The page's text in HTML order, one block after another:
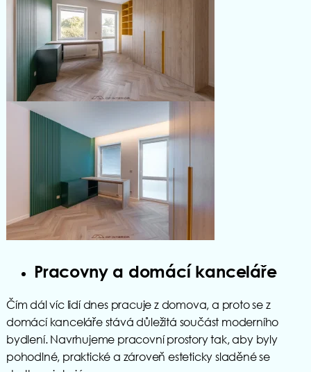
Pracovny a domácí kanceláře
Čím dál víc lidí dnes pracuje z domova, a proto se z
domácí kanceláře stává důležitá součást moderního
bydlení. Navrhujeme pracovní prostory tak, aby byly
pohodlné, praktické a zároveň esteticky sladěné se